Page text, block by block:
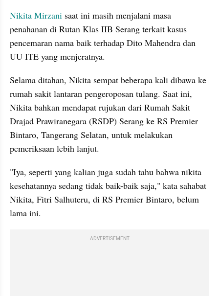
Nikita Mirzani saat ini masih menjalani masa
penahanan di Rutan Klas IIB Serang terkait kasus
pencemaran nama baik terhadap Dito Mahendra dan
UU ITE yang menjeratnya.
Selama ditahan, Nikita sempat beberapa kali dibawa ke
rumah sakit lantaran pengeroposan tulang. Saat ini,
Nikita bahkan mendapat rujukan dari Rumah Sakit
Drajad Prawiranegara (RSDP) Serang ke RS Premier
Bintaro, Tangerang Selatan, untuk melakukan
pemeriksaan lebih lanjut.
"Iya, seperti yang kalian juga sudah tahu bahwa nikita
kesehatannya sedang tidak baik-baik saja," kata sahabat
Nikita, Fitri Salhuteru, di RS Premier Bintaro, belum
lama ini.
ADVERTISEMENT